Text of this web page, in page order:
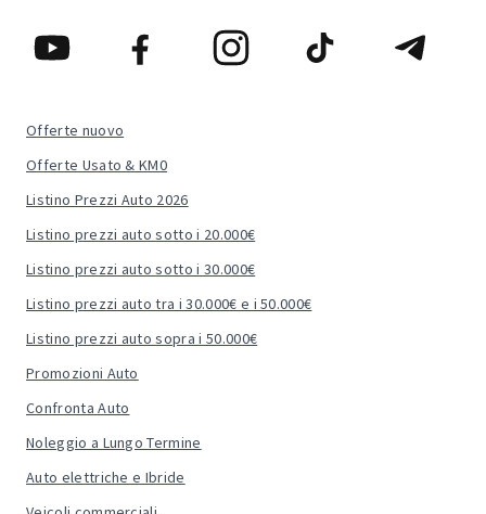
Offerte nuovo
Offerte Usato & KM0
Listino Prezzi Auto 2026
Listino prezzi auto sotto i 20.000€
Listino prezzi auto sotto i 30.000€
Listino prezzi auto tra i 30.000€ e i 50.000€
Listino prezzi auto sopra i 50.000€
Promozioni Auto
Confronta Auto
Noleggio a Lungo Termine
Auto elettriche e Ibride